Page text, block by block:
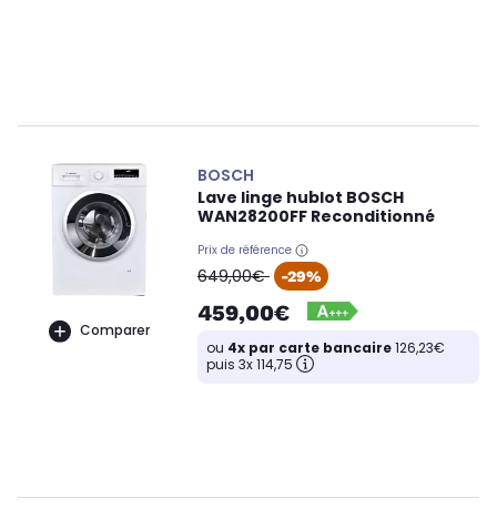
Comparer
BOSCH
Lave linge hublot BOSCH
WAN28200FF Reconditionné
Prix de référence
oldPrice
649,00€ -29%
459,00€
ou 4x par carte bancaire126,23€
puis 3x 114,75